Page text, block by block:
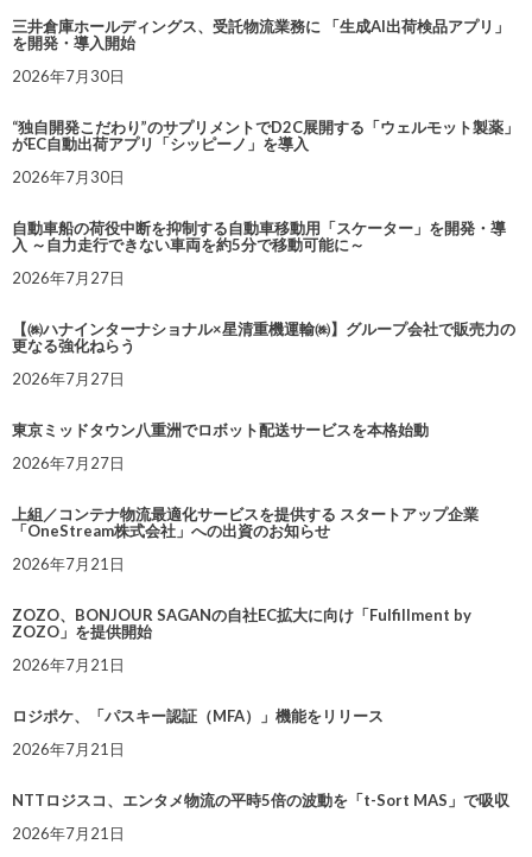
三井倉庫ホールディングス、受託物流業務に 「生成AI出荷検品アプリ」
を開発・導入開始
2026年7月30日
“独自開発こだわり”のサプリメントでD2C展開する「ウェルモット製薬」
がEC自動出荷アプリ「シッピーノ」を導入
2026年7月30日
自動車船の荷役中断を抑制する自動車移動用「スケーター」を開発・導
入 ～自力走行できない車両を約5分で移動可能に～
2026年7月27日
【㈱ハナインターナショナル×星清重機運輸㈱】グループ会社で販売力の
更なる強化ねらう
2026年7月27日
東京ミッドタウン八重洲でロボット配送サービスを本格始動
2026年7月27日
上組／コンテナ物流最適化サービスを提供する スタートアップ企業
「OneStream株式会社」への出資のお知らせ
2026年7月21日
ZOZO、BONJOUR SAGANの自社EC拡大に向け「Fulfillment by
ZOZO」を提供開始
2026年7月21日
ロジポケ、「パスキー認証（MFA）」機能をリリース
2026年7月21日
NTTロジスコ、エンタメ物流の平時5倍の波動を「t-Sort MAS」で吸収
2026年7月21日